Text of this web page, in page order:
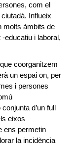
com el
Influeix
molts àmbits de
educatiu i laboral,
coorganitzem
un espai on, per
i persones
d’un full
eixos
ens permetin
la incidència